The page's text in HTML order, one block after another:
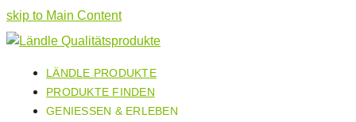
skip to Main Content
LÄNDLE PRODUKTE
PRODUKTE FINDEN
GENIESSEN & ERLEBEN